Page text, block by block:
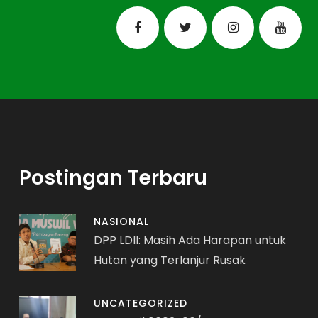
Postingan Terbaru
NASIONAL
DPP LDII: Masih Ada Harapan untuk
Hutan yang Terlanjur Rusak
UNCATEGORIZED